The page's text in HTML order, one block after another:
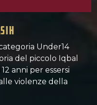
Under14
del piccolo Iqbal
anni per essersi
violenze della